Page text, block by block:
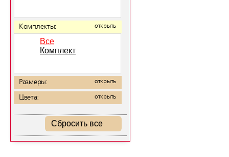
Комплекты: открыть
Все
Комплект
Размеры: открыть
Цвета: открыть
Сбросить все